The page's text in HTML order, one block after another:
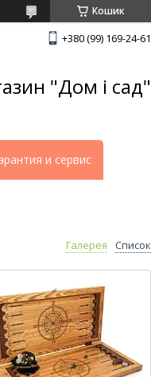
Кошик
+380 (99) 169-24-61
"Дом і сад"
и сервис
Галерея Список